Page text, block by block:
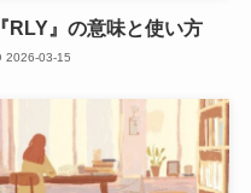
『RLY』の意味と使い方
2026-03-15